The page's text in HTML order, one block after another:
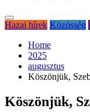
Hazai hírek Közösség
Home
2025
augusztus
Köszönjük,
Köszönjük,